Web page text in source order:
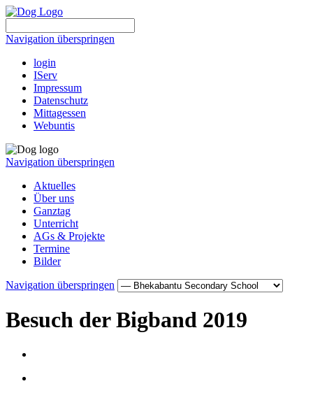
Navigation überspringen
login
IServ
Impressum
Datenschutz
Mittagessen
Webuntis
Navigation überspringen
Aktuelles
Über uns
Ganztag
Unterricht
AGs & Projekte
Termine
Bilder
Navigation überspringen
Besuch der Bigband 2019